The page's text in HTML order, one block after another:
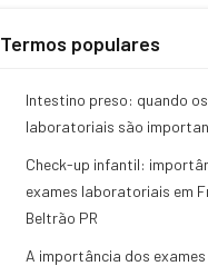
Termos populares
Intestino preso: quando
laboratoriais são
Check-up infantil:
exames laboratoriais em
Beltrão PR
A importância dos